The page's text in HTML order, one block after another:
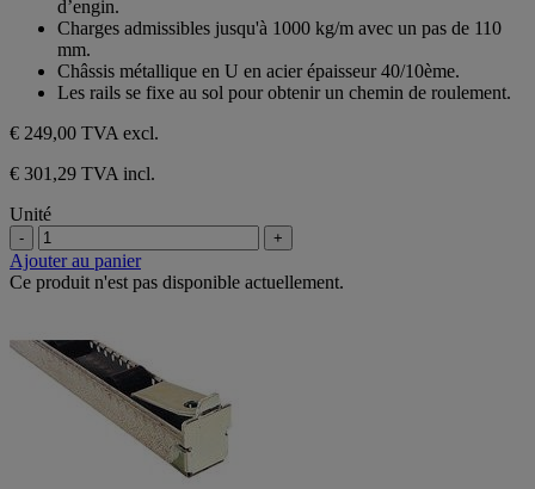
d’engin.
Charges admissibles jusqu'à 1000 kg/m avec un pas de 110
mm.
Châssis métallique en U en acier épaisseur 40/10ème.
Les rails se fixe au sol pour obtenir un chemin de roulement.
€ 249,00 TVA excl.
€ 301,29 TVA incl.
Unité
- +
Ajouter au panier
Ce produit n'est pas disponible actuellement.